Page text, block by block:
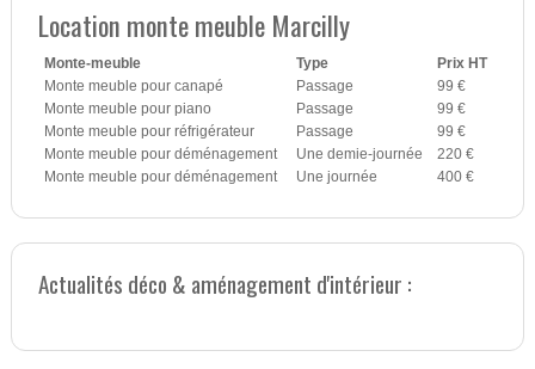
Location monte meuble Marcilly
Monte-meuble Type
Prix HT
Monte meuble pour canapé
Passage
99 €
Monte meuble pour piano
Passage
99 €
Monte meuble pour réfrigérateur
Passage
99 €
Monte meuble pour déménagement
Une demie-journée
220 €
Monte meuble pour déménagement
Une journée 400 €
Actualités déco & aménagement d'intérieur :